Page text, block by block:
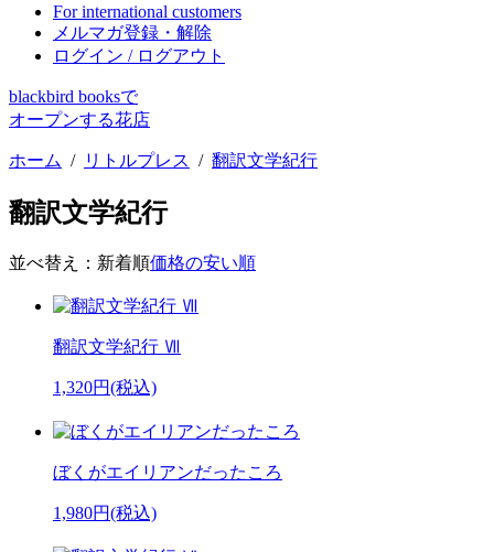
For international customers
メルマガ登録・解除
ログイン / ログアウト
blackbird booksで
オープンする花店
ホーム / リトルプレス / 翻訳文学紀行
翻訳文学紀行
並べ替え： 新着順価格の安い順
翻訳文学紀行 Ⅶ
1,320円(税込)
ぼくがエイリアンだったころ
1,980円(税込)